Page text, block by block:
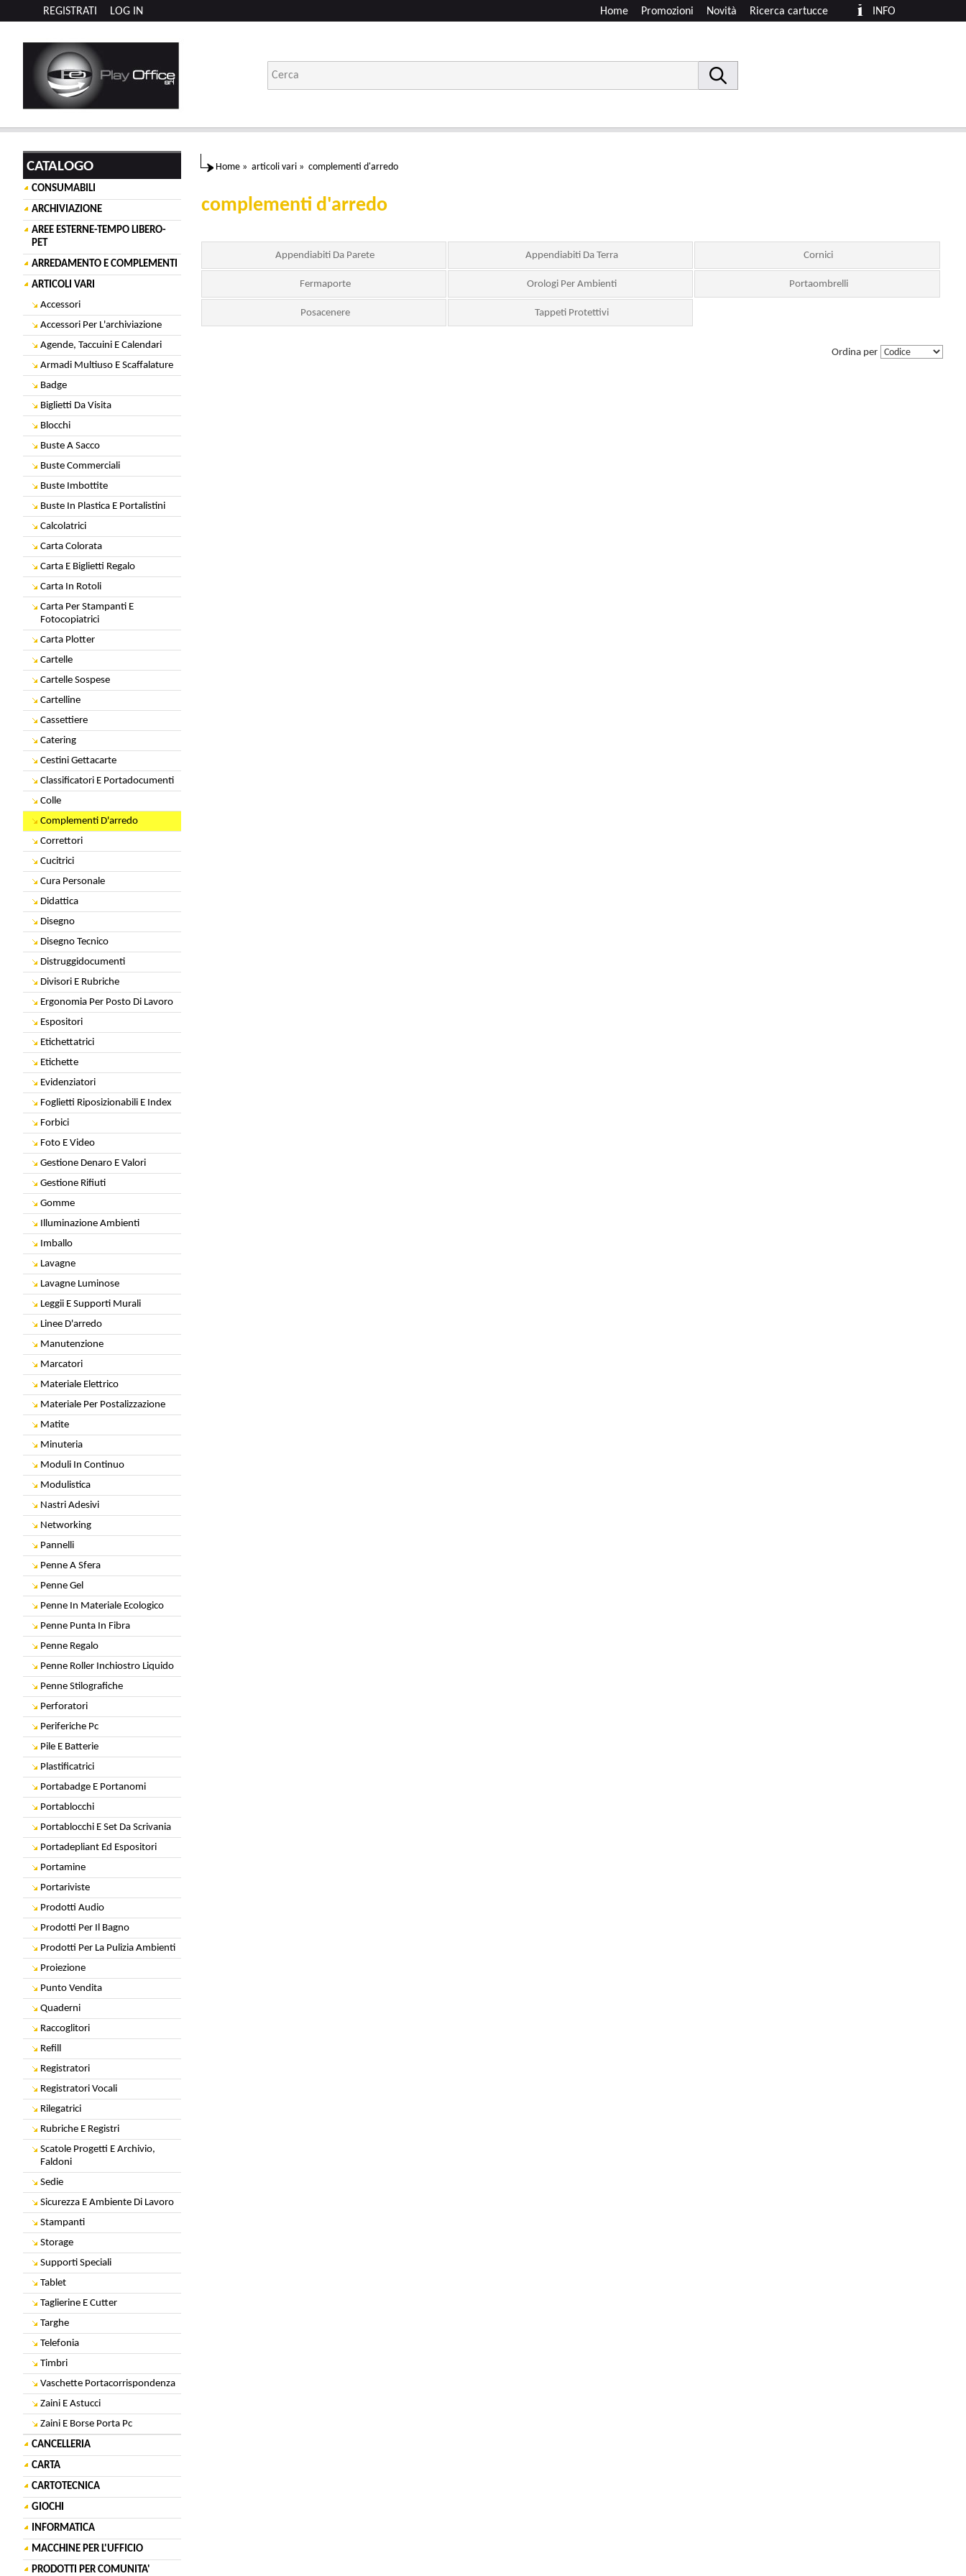
LOG IN
REGISTRATI INFO
Ricerca cartucce
Novità
Promozioni
Home
CATALOGO
CONSUMABILI
ARCHIVIAZIONE
AREE ESTERNE-TEMPO LIBERO-
PET
ARREDAMENTO E COMPLEMENTI
ARTICOLI VARI
Accessori
Accessori Per L'archiviazione
Agende, Taccuini E Calendari
Armadi Multiuso E Scaffalature
Badge
Biglietti Da Visita
Blocchi
Buste A Sacco
Buste Commerciali
Buste Imbottite
Buste In Plastica E Portalistini
Calcolatrici
Carta Colorata
Carta E Biglietti Regalo
Carta In Rotoli
Carta Per Stampanti E
Fotocopiatrici
Carta Plotter
Cartelle
Cartelle Sospese
Cartelline
Cassettiere
Catering
Cestini Gettacarte
Classificatori E Portadocumenti
Colle
Complementi D'arredo
Correttori
Cucitrici
Cura Personale
Didattica
Disegno
Disegno Tecnico
Distruggidocumenti
Divisori E Rubriche
Ergonomia Per Posto Di Lavoro
Espositori
Etichettatrici
Etichette
Evidenziatori
Foglietti Riposizionabili E Index
Forbici
Foto E Video
Gestione Denaro E Valori
Gestione Rifiuti
Gomme
Illuminazione Ambienti
Imballo
Lavagne
Lavagne Luminose
Leggii E Supporti Murali
Linee D'arredo
Manutenzione
Marcatori
Materiale Elettrico
Materiale Per Postalizzazione
Matite
Minuteria
Moduli In Continuo
Modulistica
Nastri Adesivi
Networking
Pannelli
Penne A Sfera
Penne Gel
Penne In Materiale Ecologico
Penne Punta In Fibra
Penne Regalo
Penne Roller Inchiostro Liquido
Penne Stilografiche
Perforatori
Periferiche Pc
Pile E Batterie
Plastificatrici
Portabadge E Portanomi
Portablocchi
Portablocchi E Set Da Scrivania
Portadepliant Ed Espositori
Portamine
Portariviste
Prodotti Audio
Prodotti Per Il Bagno
Prodotti Per La Pulizia Ambienti
Proiezione
Punto Vendita
Quaderni
Raccoglitori
Refill
Registratori
Registratori Vocali
Rilegatrici
Rubriche E Registri
Scatole Progetti E Archivio,
Faldoni
Sedie
Sicurezza E Ambiente Di Lavoro
Stampanti
Storage
Supporti Speciali
Tablet
Taglierine E Cutter
Targhe
Telefonia
Timbri
Vaschette Portacorrispondenza
Zaini E Astucci
Zaini E Borse Porta Pc
CANCELLERIA
CARTA
CARTOTECNICA
GIOCHI
INFORMATICA
MACCHINE PER L'UFFICIO
PRODOTTI PER COMUNITA'
Home » articoli vari » complementi d'arredo
complementi d'arredo
Appendiabiti Da Parete Appendiabiti Da Terra Cornici
Fermaporte Orologi Per Ambienti Portaombrelli
Posacenere Tappeti Protettivi
Ordina per